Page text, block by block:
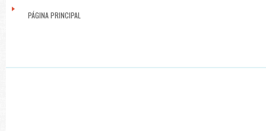
PÁGINA PRINCIPAL